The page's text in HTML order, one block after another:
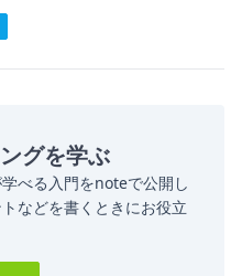
グを学ぶ
べる入門をnoteで公開し
などを書くときにお役立